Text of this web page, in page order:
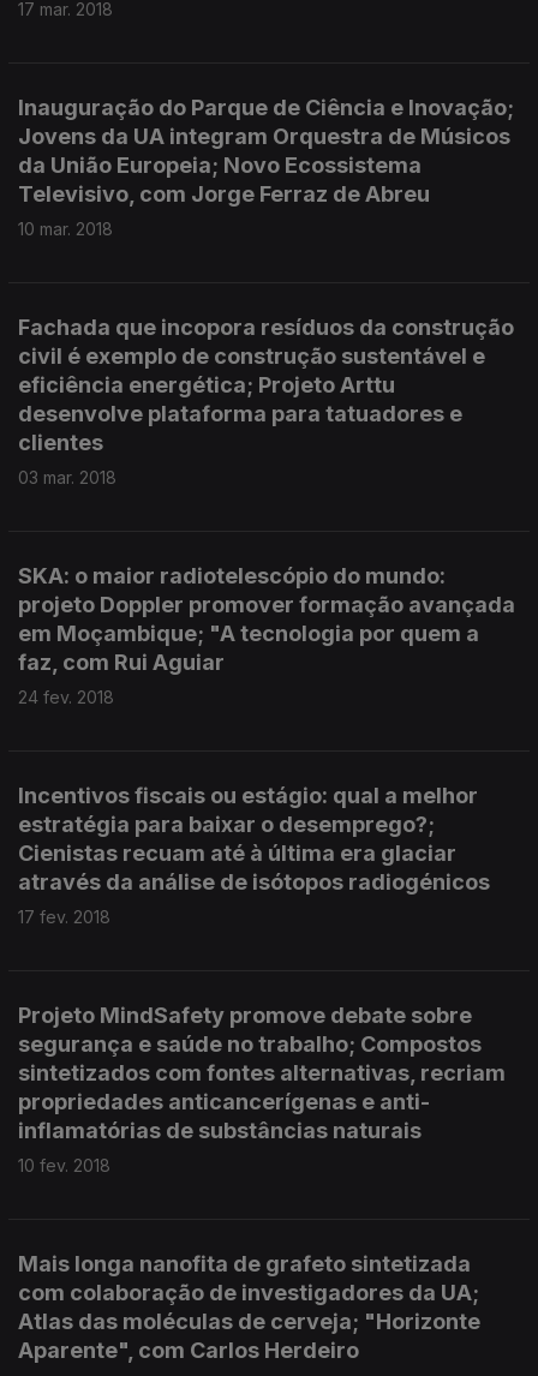
17 mar. 2018
Inauguração do Parque de Ciência e Inovação;
Jovens da UA integram Orquestra de Músicos
da União Europeia; Novo Ecossistema
Televisivo, com Jorge Ferraz de Abreu
10 mar. 2018
Fachada que incopora resíduos da construção
civil é exemplo de construção sustentável e
eficiência energética; Projeto Arttu
desenvolve plataforma para tatuadores e
clientes
03 mar. 2018
SKA: o maior radiotelescópio do mundo:
projeto Doppler promover formação avançada
em Moçambique; "A tecnologia por quem a
faz, com Rui Aguiar
24 fev. 2018
Incentivos fiscais ou estágio: qual a melhor
estratégia para baixar o desemprego?;
Cienistas recuam até à última era glaciar
através da análise de isótopos radiogénicos
17 fev. 2018
Projeto MindSafety promove debate sobre
segurança e saúde no trabalho; Compostos
sintetizados com fontes alternativas, recriam
propriedades anticancerígenas e anti-
inflamatórias de substâncias naturais
10 fev. 2018
Mais longa nanofita de grafeto sintetizada
com colaboração de investigadores da UA;
Atlas das moléculas de cerveja; "Horizonte
Aparente", com Carlos Herdeiro